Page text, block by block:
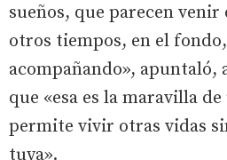
sueños, que parecen
otros tiempos, en el
acompañando», apuntaló,
que «esa es la maravilla
permite vivir otras vidas
tuya».